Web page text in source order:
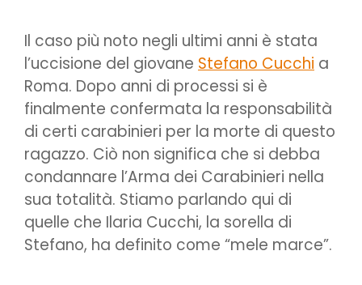
Il caso più noto negli ultimi anni è stata
l’uccisione del giovane Stefano Cucchi a
Roma. Dopo anni di processi si è
finalmente confermata la responsabilità
di certi carabinieri per la morte di questo
ragazzo. Ciò non significa che si debba
condannare l’Arma dei Carabinieri nella
sua totalità. Stiamo parlando qui di
quelle che Ilaria Cucchi, la sorella di
Stefano, ha definito come “mele marce”.